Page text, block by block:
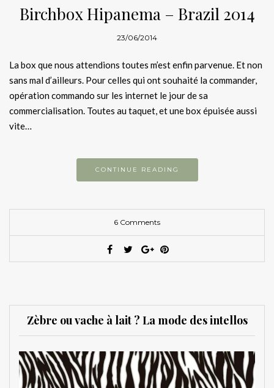
Birchbox Hipanema – Brazil 2014
23/06/2014
La box que nous attendions toutes m’est enfin parvenue. Et non
sans mal d’ailleurs. Pour celles qui ont souhaité la commander,
opération commando sur les internet le jour de sa
commercialisation. Toutes au taquet, et une box épuisée aussi
vite…
CONTINUE READING
6 Comments
Zèbre ou vache à lait ? La mode des intellos